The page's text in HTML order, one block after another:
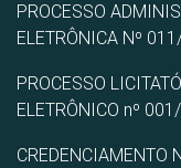
PROCESSO
ELETRÔNICA Nº
PROCESSO
ELETRÔNICO nº
CREDENCIAMENTO